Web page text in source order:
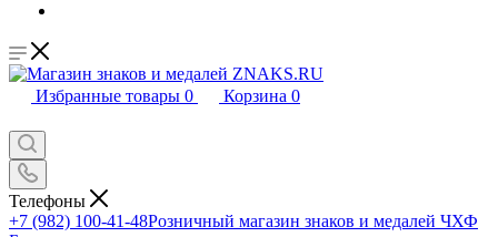
Избранные товары 0 Корзина 0
Телефоны
+7 (982) 100-41-48Розничный магазин знаков и медалей ЧХФ